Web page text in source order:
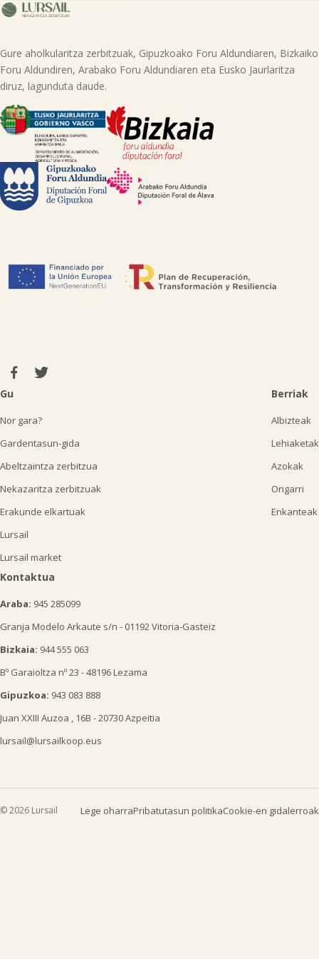
adieraziz edo helbide honetara mezua bidaliz: lursail@lursailkoop.eus.
Informazio gehigarria lor dezakezu gure web orrian.
Gure aholkularitza zerbitzuak, Gipuzkoako Foru Aldundiaren, Bizkaiko
Foru Aldundiren, Arabako Foru Aldundiaren eta Eusko Jaurlaritza
diruz, lagunduta daude.
Gu
Nor gara?
Gardentasun-gida
Abeltzaintza zerbitzua
Nekazaritza zerbitzuak
Erakunde elkartuak
Lursail
Lursail market
Berriak
Albizteak
Lehiaketak
Azokak
Ongarri
Enkanteak
Kontaktua
Araba: 945 285099
Granja Modelo Arkaute s/n - 01192 Vitoria-Gasteiz
Bizkaia: 944 555 063
Bº Garaioltza nº 23 - 48196 Lezama
Gipuzkoa: 943 083 888
Juan XXIII Auzoa , 16B - 20730 Azpeitia
lursail@lursailkoop.eus
© 2026 Lursail Lege oharraPribatutasun politikaCookie-en gidalerroak